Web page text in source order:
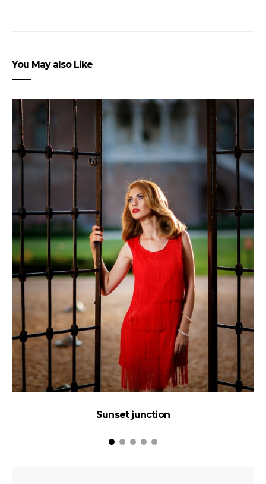
You May also Like
Sunset junction